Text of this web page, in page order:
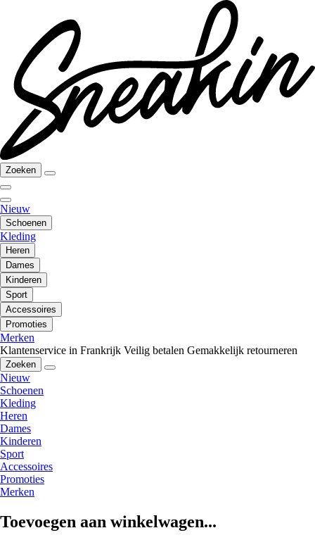
Zoeken
Nieuw
Schoenen
Kleding
Heren
Dames
Kinderen
Sport
Accessoires
Promoties
Merken
Klantenservice in Frankrijk Veilig betalen Gemakkelijk retourneren
Zoeken
Nieuw
Schoenen
Kleding
Heren
Dames
Kinderen
Sport
Accessoires
Promoties
Merken
Toevoegen aan winkelwagen...